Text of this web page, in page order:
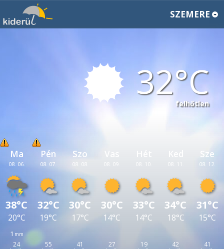
SZEMERE
32
felhőtlen
Ma
08. 06.
38°C
20°C
1
24
Pén
08. 07.
32°C
19°C
55
Szo
08. 08.
30°C
17°C
41
08. 09.
30°C
14°C
27
08. 10.
33°C
14°C
19
08. 11.
34°C
18°C
42
Sze
08. 12.
31°C
15°C
41